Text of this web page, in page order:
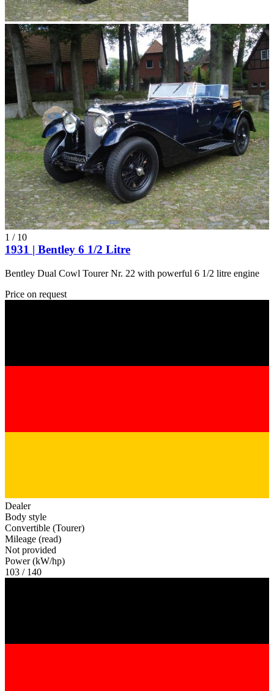
1 / 10
1931 | Bentley 6 1/2 Litre
Bentley Dual Cowl Tourer Nr. 22 with powerful 6 1/2 litre engine
Price on request
Dealer
Body style
Convertible (Tourer)
Mileage (read)
Not provided
Power (kW/hp)
103 / 140